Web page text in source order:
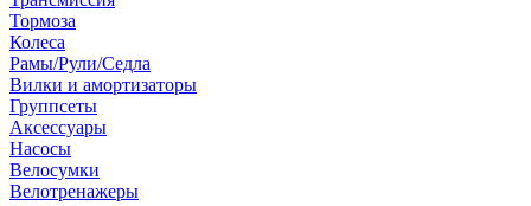
Тормоза
Колеса
Рамы/Рули/Седла
Вилки и амортизаторы
Группсеты
Аксессуары
Насосы
Велосумки
Велотренажеры